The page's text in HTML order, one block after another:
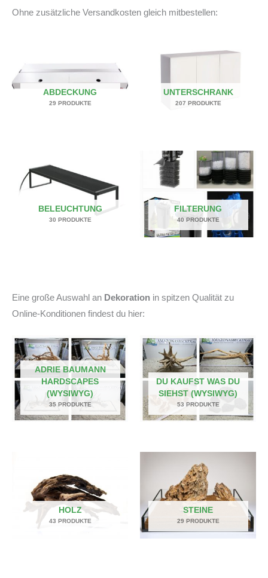
Ohne zusätzliche Versandkosten gleich mitbestellen:
ABDECKUNG
29 PRODUKTE
UNTERSCHRANK
207 PRODUKTE
BELEUCHTUNG
30 PRODUKTE
FILTERUNG
40 PRODUKTE
Eine große Auswahl an Dekoration in spitzen Qualität zu
Online-Konditionen findest du hier:
ADRIE BAUMANN
HARDSCAPES
(WYSIWYG)
35 PRODUKTE
DU KAUFST WAS DU
SIEHST (WYSIWYG)
53 PRODUKTE
HOLZ
43 PRODUKTE
STEINE
29 PRODUKTE